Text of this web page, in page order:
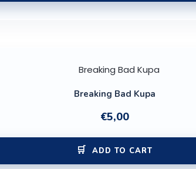
Breaking Bad Kupa
€5,00
ADD TO CART